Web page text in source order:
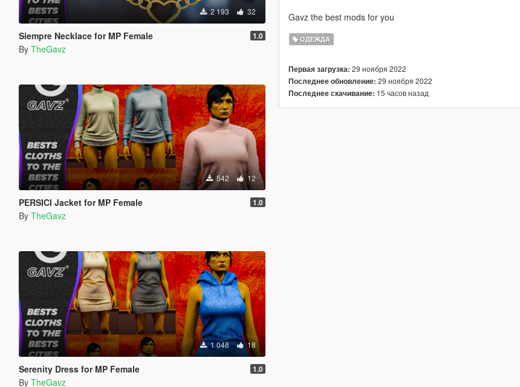
2 193 32
Siempre Necklace for MP Female 1.0
By TheGavz
542 12
PERSICI Jacket for MP Female 1.0
By TheGavz
1 048 18
Serenity Dress for MP Female 1.0
By TheGavz
Gavz the best mods for you
ОДЕЖДА
Первая загрузка: 29 ноября 2022
Последнее обновление: 29 ноября 2022
Последнее скачивание: 15 часов назад